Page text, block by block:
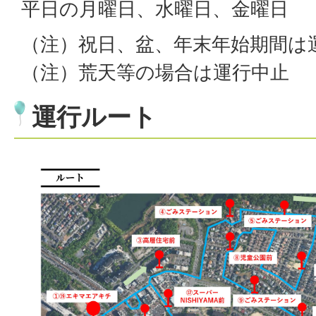
平日の月曜日、水曜日、金曜日
（注）祝日、盆、年末年始期間は
（注）荒天等の場合は運行中止
運行ルート